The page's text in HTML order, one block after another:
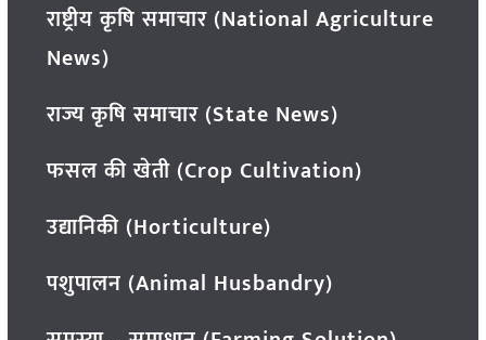
राष्ट्रीय कृषि समाचार (National Agriculture
News)
राज्य कृषि समाचार (State News)
फसल की खेती (Crop Cultivation)
उद्यानिकी (Horticulture)
पशुपालन (Animal Husbandry)